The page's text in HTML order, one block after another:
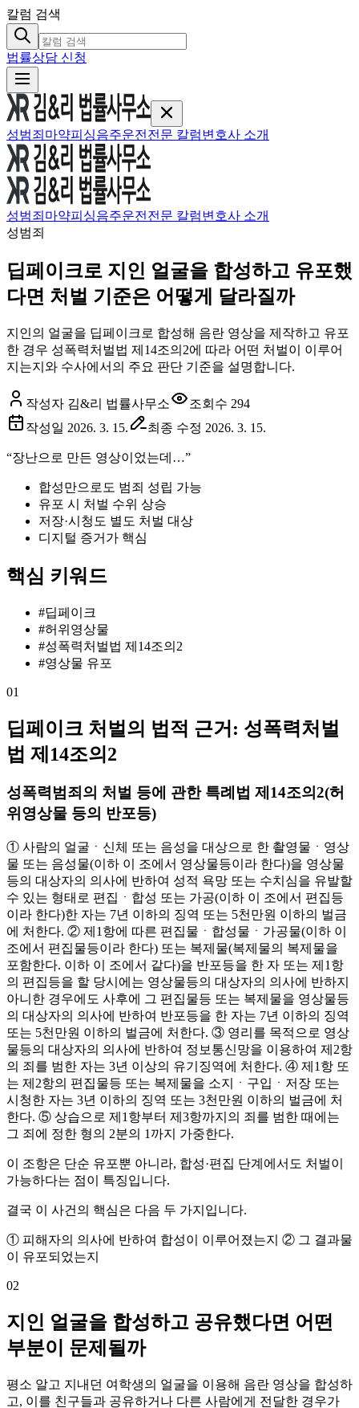
칼럼 검색
법률상담 신청
성범죄 마약피싱음주운전 전문 칼럼변호사 소개
성범죄 마약피싱음주운전 전문 칼럼변호사 소개
성범죄
딥페이크로 지인 얼굴을 합성하고 유포했
다면 처벌 기준은 어떻게 달라질까
지인의 얼굴을 딥페이크로 합성해 음란 영상을 제작하고 유포
한 경우 성폭력처벌법 제14조의2에 따라 어떤 처벌이 이루어
지는지와 수사에서의 주요 판단 기준을 설명합니다.
작성자 김&리 법률사무소 조회수 294
작성일 2026. 3. 15. 최종 수정 2026. 3. 15.
“장난으로 만든 영상이었는데…”
합성만으로도 범죄 성립 가능
유포 시 처벌 수위 상승
저장·시청도 별도 처벌 대상
디지털 증거가 핵심
핵심 키워드
#딥페이크
#허위영상물
#성폭력처벌법 제14조의2
#영상물 유포
01
딥페이크 처벌의 법적 근거: 성폭력처벌
법 제14조의2
성폭력범죄의 처벌 등에 관한 특례법 제14조의2(허
위영상물 등의 반포등)
① 사람의 얼굴ㆍ신체 또는 음성을 대상으로 한 촬영물ㆍ영상
물 또는 음성물(이하 이 조에서 영상물등이라 한다)을 영상물
등의 대상자의 의사에 반하여 성적 욕망 또는 수치심을 유발할
수 있는 형태로 편집ㆍ합성 또는 가공(이하 이 조에서 편집등
이라 한다)한 자는 7년 이하의 징역 또는 5천만원 이하의 벌금
에 처한다. ② 제1항에 따른 편집물ㆍ합성물ㆍ가공물(이하 이
조에서 편집물등이라 한다) 또는 복제물(복제물의 복제물을
포함한다. 이하 이 조에서 같다)을 반포등을 한 자 또는 제1항
의 편집등을 할 당시에는 영상물등의 대상자의 의사에 반하지
아니한 경우에도 사후에 그 편집물등 또는 복제물을 영상물등
의 대상자의 의사에 반하여 반포등을 한 자는 7년 이하의 징역
또는 5천만원 이하의 벌금에 처한다. ③ 영리를 목적으로 영상
물등의 대상자의 의사에 반하여 정보통신망을 이용하여 제2항
의 죄를 범한 자는 3년 이상의 유기징역에 처한다. ④ 제1항 또
는 제2항의 편집물등 또는 복제물을 소지ㆍ구입ㆍ저장 또는
시청한 자는 3년 이하의 징역 또는 3천만원 이하의 벌금에 처
한다. ⑤ 상습으로 제1항부터 제3항까지의 죄를 범한 때에는
그 죄에 정한 형의 2분의 1까지 가중한다.
이 조항은 단순 유포뿐 아니라, 합성·편집 단계에서도 처벌이
가능하다는 점이 특징입니다.
결국 이 사건의 핵심은 다음 두 가지입니다.
① 피해자의 의사에 반하여 합성이 이루어졌는지 ② 그 결과물
이 유포되었는지
02
지인 얼굴을 합성하고 공유했다면 어떤
부분이 문제될까
평소 알고 지내던 여학생의 얼굴을 이용해 음란 영상을 합성하
고, 이를 친구들과 공유하거나 다른 사람에게 전달한 경우가